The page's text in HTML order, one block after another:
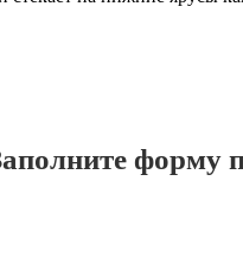
форму